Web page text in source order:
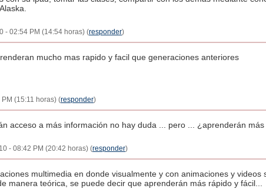
- 02:54 PM (14:54 horas) (responder)
mucho mas rapido y facil que generaciones anteriores
(15:11 horas) (responder)
acceso a más información no hay duda ... pero ... ¿aprenderán
- 08:42 PM (20:42 horas) (responder)
multimedia en donde visualmente y con animaciones y
manera teórica, se puede decir que aprenderán más rápido y fácil...